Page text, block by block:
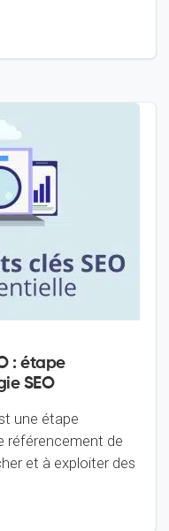
: étape
SEO
une étape
référencement de
et à exploiter des